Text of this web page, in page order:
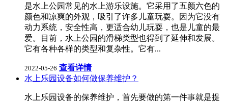
是水上公园常见的水上游乐设施。它采用了五颜六色的
颜色和凉爽的外观，吸引了许多儿童玩耍。因为它没有
动力系统，安全性高，更适合幼儿玩耍，也是儿童的最
爱。目前，水上公园的滑梯类型也得到了延伸和发展。
它有各种各样的类型和复杂性。它有...
2022-05-26 查看详情
水上乐园设备如何做保养维护？
水上乐园设备的保养维护，首先要做的第一件事就是提